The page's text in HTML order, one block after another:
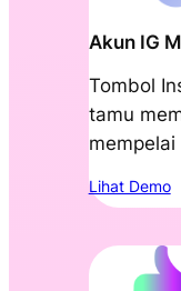
Akun IG
Tombol
tamu
Lihat Demo